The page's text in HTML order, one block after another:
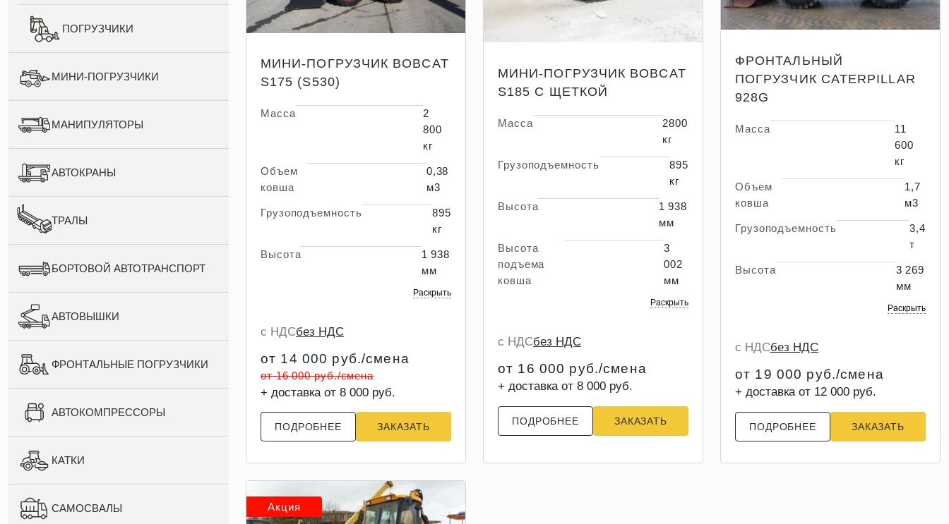
ПОГРУЗЧИКИ
МИНИ-ПОГРУЗЧИКИ
МАНИПУЛЯТОРЫ
АВТОКРАНЫ
ТРАЛЫ
БОРТОВОЙ АВТОТРАНСПОРТ
АВТОВЫШКИ
ФРОНТАЛЬНЫЕ ПОГРУЗЧИКИ
АВТОКОМПРЕССОРЫ
КАТКИ
САМОСВАЛЫ
МИНИ-ПОГРУЗЧИК BOBCAT
S175 (S530)
Масса
2
800
кг
Объем
ковша
0,38
м3
Грузоподъемность
895
кг
Высота
1 938
мм
Раскрыть
с НДСбез НДС
от 14 000 руб./смена
от 16 000 руб./смена
+ доставка от 8 000 руб.
ПОДРОБНЕЕ ЗАКАЗАТЬ
МИНИ-ПОГРУЗЧИК BOBCAT
S185 С ЩЕТКОЙ
Масса
2800
кг
Грузоподъемность
895
кг
Высота
1 938
мм
Высота
подъема
ковша
3
002
мм
Раскрыть
с НДСбез НДС
от 16 000 руб./смена
+ доставка от 8 000 руб.
ПОДРОБНЕЕ ЗАКАЗАТЬ
ФРОНТАЛЬНЫЙ
ПОГРУЗЧИК CATERPILLAR
928G
Масса
11
600
кг
Объем
ковша
1,7
м3
Грузоподъемность
3,4
т
Высота
3 269
мм
Раскрыть
с НДСбез НДС
от 19 000 руб./смена
+ доставка от 12 000 руб.
ПОДРОБНЕЕ ЗАКАЗАТЬ
Акция